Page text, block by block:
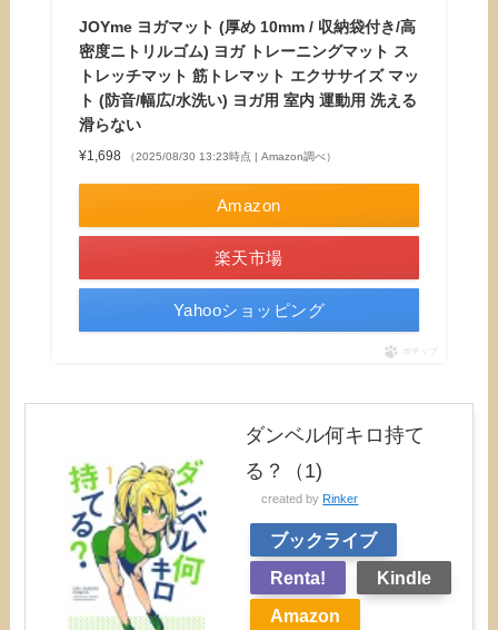
JOYme ヨガマット (厚め 10mm / 収納袋付き/高
密度ニトリルゴム) ヨガ トレーニングマット ス
トレッチマット 筋トレマット エクササイズ マッ
ト (防音/幅広/水洗い) ヨガ用 室内 運動用 洗える
滑らない
¥1,698 （2025/08/30 13:23時点 | Amazon調べ）
Amazon
楽天市場
Yahooショッピング
ポチップ
ダンベル何キロ持て
る？（1)
created by Rinker
ブックライブ
Renta!
Kindle
Amazon